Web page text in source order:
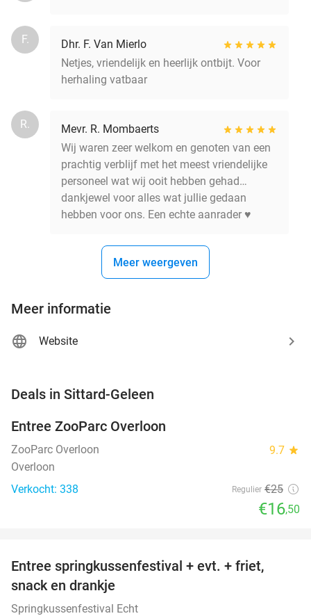
F.
Dhr. F. Van Mierlo
Netjes, vriendelijk en heerlijk ontbijt. Voor
herhaling vatbaar
R.
Mevr. R. Mombaerts
Wij waren zeer welkom en genoten van een
prachtig verblijf met het meest vriendelijke
personeel wat wij ooit hebben gehad…
dankjewel voor alles wat jullie gedaan
hebben voor ons. Een echte aanrader ♥️
Meer weergeven
Meer informatie
Website
Deals in Sittard-Geleen
TODAY
Entree ZooParc Overloon
ZooParc Overloon 9.7 star
Overloon
Verkocht: 338
Regulier €25
€16,50
TODAY
Entree springkussenfestival + evt. + friet,
snack en drankje
Springkussenfestival Echt